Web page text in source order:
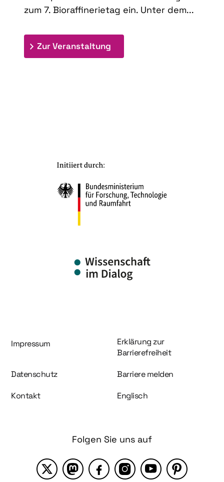
zum 7. Bioraffinerietag ein. Unter dem...
Zur Veranstaltung
Information und Service
Impressum
Erklärung zur
Barrierefreiheit
Datenschutz Barriere melden
Kontakt Englisch
Folgen Sie uns auf